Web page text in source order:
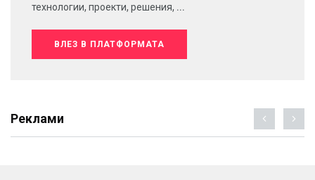
технологии, проекти, решения, ...
ВЛЕЗ В ПЛАТФОРМАТА
Реклами